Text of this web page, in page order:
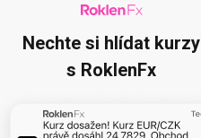
Nechte si hlídat kurzy
s RoklenFx